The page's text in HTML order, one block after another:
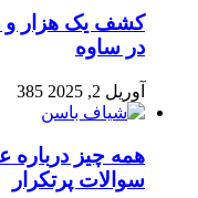
در ساوه
آوریل 2, 2025 385
همه چیز
سوالات پرتکرار